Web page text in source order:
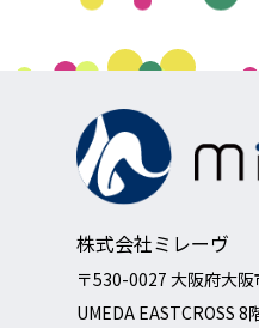
株式会社ミレーヴ
〒530-0027 大阪府大
UMEDA EASTCROSS 8